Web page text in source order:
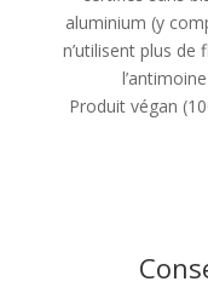
aluminium (y
n’utilisent plus de
Produit végan